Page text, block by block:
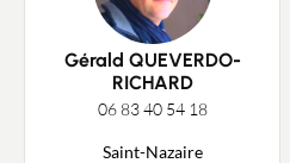
Gérald QUEVERDO-
RICHARD
06 83 40 54 18
Saint-Nazaire